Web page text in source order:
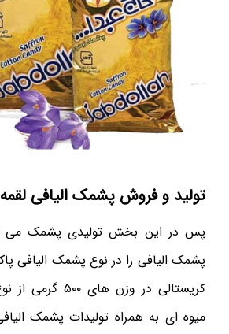
تولید و فروش پشمک الیافی لقمه ای ۳۵۰
پس در این بخش تولیدی پشمک می
پشمک الیافی را در نوع پشمک الیافی
کریستالی در وزن
میوه ای به همراه تولیدات پشمک